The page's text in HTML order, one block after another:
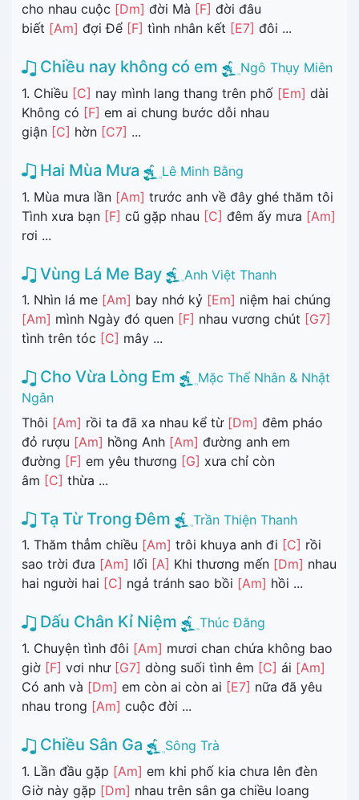
cho nhau cuộc [Dm] đời Mà [F] đời đâu
biết [Am] đợi Để [F] tình nhân kết [E7] đôi ...
Chiều nay không có em
Ngô Thụy Miên
1. Chiều [C] nay mình lang thang trên phố [Em] dài
Không có [F] em ai chung bước dỗi nhau
giận [C] hờn [C7] ...
Hai Mùa Mưa
Lê Minh Bằng
1. Mùa mưa lần [Am] trước anh về đây ghé thăm tôi
Tình xưa bạn [F] cũ gặp nhau [C] đêm ấy mưa [Am]
rơi ...
Vùng Lá Me Bay
Anh Việt Thanh
1. Nhìn lá me [Am] bay nhớ kỷ [Em] niệm hai chúng
[Am] mình Ngày đó quen [F] nhau vương chút [G7]
tình trên tóc [C] mây ...
Cho Vừa Lòng Em
Mặc Thế Nhân & Nhật
Ngân
Thôi [Am] rồi ta đã xa nhau kể từ [Dm] đêm pháo
đỏ rượu [Am] hồng Anh [Am] đường anh em
đường [F] em yêu thương [G] xưa chỉ còn
âm [C] thừa ...
Tạ Từ Trong Đêm
Trần Thiện Thanh
1. Thăm thẳm chiều [Am] trôi khuya anh đi [C] rồi
sao trời đưa [Am] lối [A] Khi thương mến [Dm] nhau
hai người hai [C] ngả tránh sao bồi [Am] hồi ...
Dấu Chân Kỉ Niệm
Thúc Đăng
1. Chuyện tình đôi [Am] mươi chan chứa không bao
giờ [F] vơi như [G7] dòng suối tình êm [C] ái [Am]
Có anh và [Dm] em còn ai còn ai [E7] nữa đã yêu
nhau trong [Am] cuộc đời ...
Chiều Sân Ga
Sông Trà
1. Lần đầu gặp [Am] em khi phố kia chưa lên đèn
Giờ này gặp [Dm] nhau trên sân ga chiều loang